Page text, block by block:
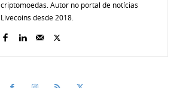
criptomoedas. Autor no portal de notícias
Livecoins desde 2018.